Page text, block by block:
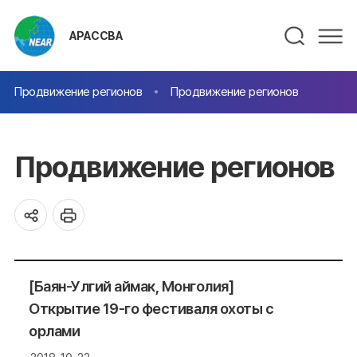
АРАССВА
Продвижение регионов Продвижение регионов
Продвижение регионов
[Баян-Улгий аймак, Монголия]
Открытие 19-го фестиваля охоты с
орлами